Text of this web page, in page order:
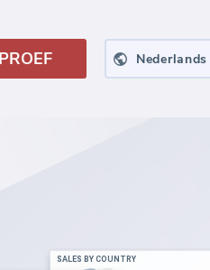
PROEF Nederlands